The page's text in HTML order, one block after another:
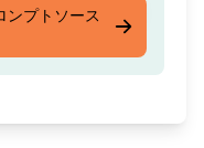
して、最適化さ
ンプトソース